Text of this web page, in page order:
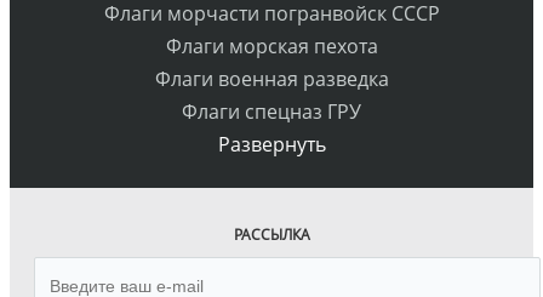
Флаги морчасти погранвойск СССР
Флаги морская пехота
Флаги военная разведка
Флаги спецназ ГРУ
Развернуть
РАССЫЛКА